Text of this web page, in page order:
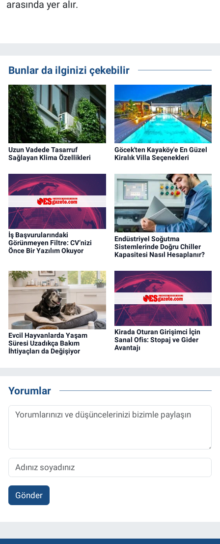
arasında yer alır.
Bunlar da ilginizi çekebilir
Uzun Vadede Tasarruf
Sağlayan Klima Özellikleri
Göcek'ten Kayaköy'e En Güzel
Kiralık Villa Seçenekleri
İş Başvurularındaki
Görünmeyen Filtre: CV’nizi
Önce Bir Yazılım Okuyor
Endüstriyel Soğutma
Sistemlerinde Doğru Chiller
Kapasitesi Nasıl Hesaplanır?
Evcil Hayvanlarda Yaşam
Süresi Uzadıkça Bakım
İhtiyaçları da Değişiyor
Kirada Oturan Girişimci İçin
Sanal Ofis: Stopaj ve Gider
Avantajı
Yorumlar
Gönder